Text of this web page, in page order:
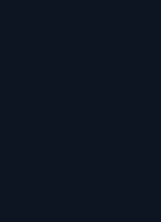
51-05 lub